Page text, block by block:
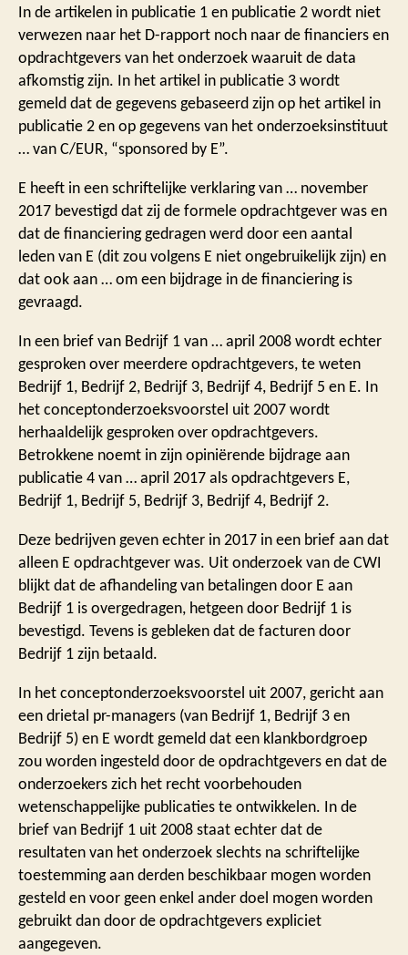
In de artikelen in publicatie 1 en publicatie 2 wordt niet
verwezen naar het D-rapport noch naar de financiers en
opdrachtgevers van het onderzoek waaruit de data
afkomstig zijn. In het artikel in publicatie 3 wordt
gemeld dat de gegevens gebaseerd zijn op het artikel in
publicatie 2 en op gegevens van het onderzoeksinstituut
… van C/EUR, “sponsored by E”.
E heeft in een schriftelijke verklaring van … november
2017 bevestigd dat zij de formele opdrachtgever was en
dat de financiering gedragen werd door een aantal
leden van E (dit zou volgens E niet ongebruikelijk zijn) en
dat ook aan … om een bijdrage in de financiering is
gevraagd.
In een brief van Bedrijf 1 van … april 2008 wordt echter
gesproken over meerdere opdrachtgevers, te weten
Bedrijf 1, Bedrijf 2, Bedrijf 3, Bedrijf 4, Bedrijf 5 en E. In
het conceptonderzoeksvoorstel uit 2007 wordt
herhaaldelijk gesproken over opdrachtgevers.
Betrokkene noemt in zijn opiniërende bijdrage aan
publicatie 4 van … april 2017 als opdrachtgevers E,
Bedrijf 1, Bedrijf 5, Bedrijf 3, Bedrijf 4, Bedrijf 2.
Deze bedrijven geven echter in 2017 in een brief aan dat
alleen E opdrachtgever was. Uit onderzoek van de CWI
blijkt dat de afhandeling van betalingen door E aan
Bedrijf 1 is overgedragen, hetgeen door Bedrijf 1 is
bevestigd. Tevens is gebleken dat de facturen door
Bedrijf 1 zijn betaald.
In het conceptonderzoeksvoorstel uit 2007, gericht aan
een drietal pr-managers (van Bedrijf 1, Bedrijf 3 en
Bedrijf 5) en E wordt gemeld dat een klankbordgroep
zou worden ingesteld door de opdrachtgevers en dat de
onderzoekers zich het recht voorbehouden
wetenschappelijke publicaties te ontwikkelen. In de
brief van Bedrijf 1 uit 2008 staat echter dat de
resultaten van het onderzoek slechts na schriftelijke
toestemming aan derden beschikbaar mogen worden
gesteld en voor geen enkel ander doel mogen worden
gebruikt dan door de opdrachtgevers expliciet
aangegeven.